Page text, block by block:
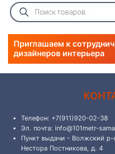
Поиск
товаров
Приглашаем к
дизайнеров интерьера
Телефон: +7(911)920-02-38
Эл. почта: info@101metr-
Пункт выдачи - Волжский р-
Нестора Постникова, д. 4